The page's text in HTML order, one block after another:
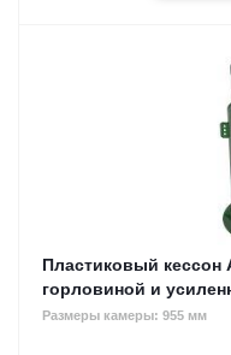
Пластиковый кессон
горловиной и
Размеры камеры: 955 мм